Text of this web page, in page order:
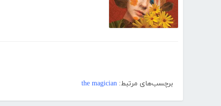
برچسب‌های مرتبط: the magician